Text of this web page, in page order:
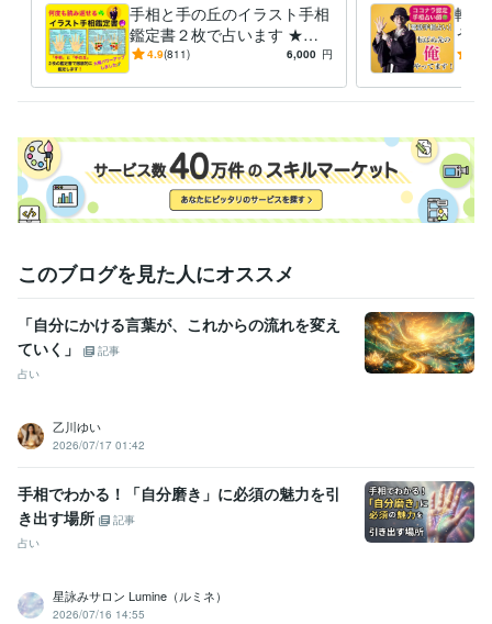
手相と手の丘のイラスト手相
鑑定書２枚で占います ★一
目で分かる★適性、才能、仕
4.9(811) 6,000 円
転ば
う手
間で
このブログを見た人にオススメ
「自分にかける言葉が、これからの流れを変え
ていく」
記事
占い
乙川ゆい
2026/07/17 01:42
手相でわかる！「自分磨き」に必須の魅力を引
き出す場所
記事
占い
星詠みサロン Lumine（ルミネ）
2026/07/16 14:55